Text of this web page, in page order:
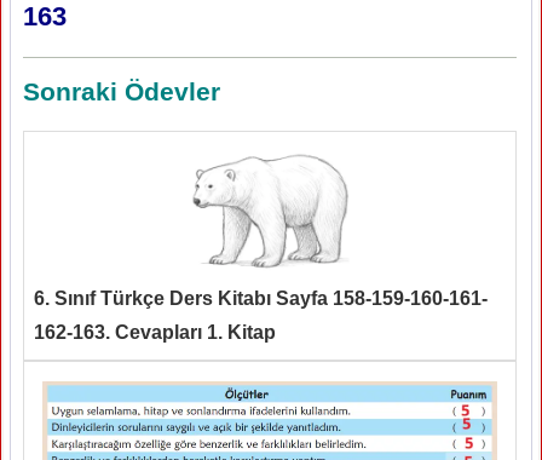
163
Sonraki Ödevler
6. Sınıf Türkçe Ders Kitabı Sayfa 158-159-160-161-
162-163. Cevapları 1. Kitap